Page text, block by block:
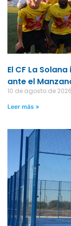
El CF La
ante el
10 de agosto de 2026
Leer más »